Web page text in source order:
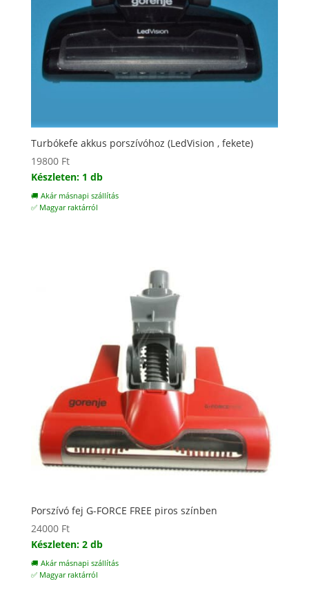
Turbókefe akkus porszívóhoz (LedVision , fekete)
19800 Ft
Készleten: 1 db
🚚 Akár másnapi szállítás
✅ Magyar raktárról
Porszívó fej G-FORCE FREE piros színben
24000 Ft
Készleten: 2 db
🚚 Akár másnapi szállítás
✅ Magyar raktárról